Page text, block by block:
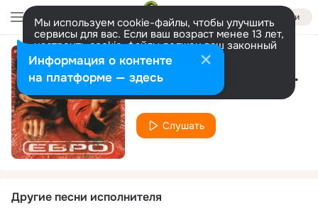
Войти
Мы используем cookie-файлы, чтобы улучшить
сервисы для вас. Если ваш возраст менее 13 лет,
настроить cookie-файлы должен ваш законный
представитель. Больше информации
Разрешить все Настроить Огни большого города (feat. Эд Р.Э.Й. Родионов) (DJ Fisun Russian style remix)
ЕВРО
Слушать
Другие песни исполнителя
Информация о контенте
на платформе — здесь